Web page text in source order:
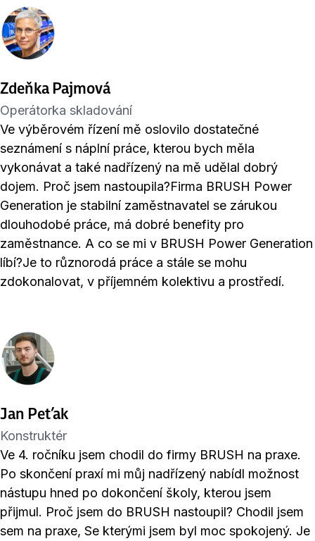
Zdeňka Pajmová
Operátorka skladování
Ve výběrovém řízení mě oslovilo dostatečné
seznámení s náplní práce, kterou bych měla
vykonávat a také nadřízený na mě udělal dobrý
dojem. Proč jsem nastoupila?Firma BRUSH Power
Generation je stabilní zaměstnavatel se zárukou
dlouhodobé práce, má dobré benefity pro
zaměstnance. A co se mi v BRUSH Power Generation
líbí?Je to různorodá práce a stále se mohu
zdokonalovat, v příjemném kolektivu a prostředí.
Jan Pet’ak
Konstruktér
Ve 4. ročníku jsem chodil do firmy BRUSH na praxe.
Po skončení praxí mi můj nadřízený nabídl možnost
nástupu hned po dokončení školy, kterou jsem
přijmul. Proč jsem do BRUSH nastoupil? Chodil jsem
sem na praxe, Se kterými jsem byl moc spokojený. Je